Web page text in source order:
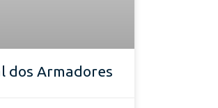
dos Armadores